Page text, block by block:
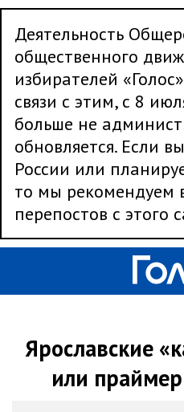
Деятельность
общественного
избирателей
связи с этим, с 8
больше не
обновляется. Если
России или
то мы рекомендуем
перепостов с этого
Ярославские
или